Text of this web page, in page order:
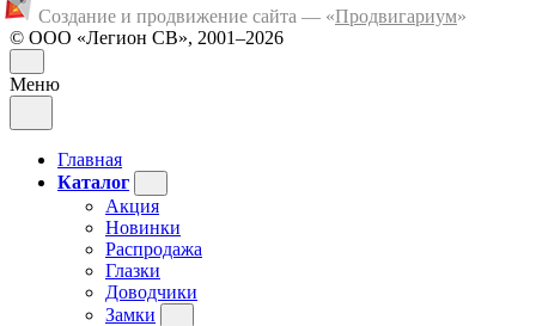
Создание и продвижение сайта — «Продвигариум»
© ООО «Легион СВ», 2001–2026
Меню
Главная
Каталог
Акция
Новинки
Распродажа
Глазки
Доводчики
Замки